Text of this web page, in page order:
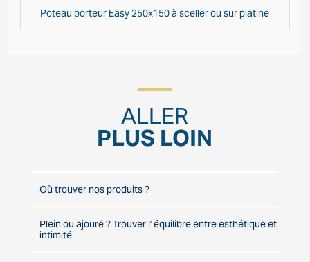
Poteau porteur Easy 250x150 à sceller ou sur platine
ALLER
PLUS LOIN
Où trouver nos produits ?
Plein ou ajouré ? Trouver l' équilibre entre esthétique et
intimité